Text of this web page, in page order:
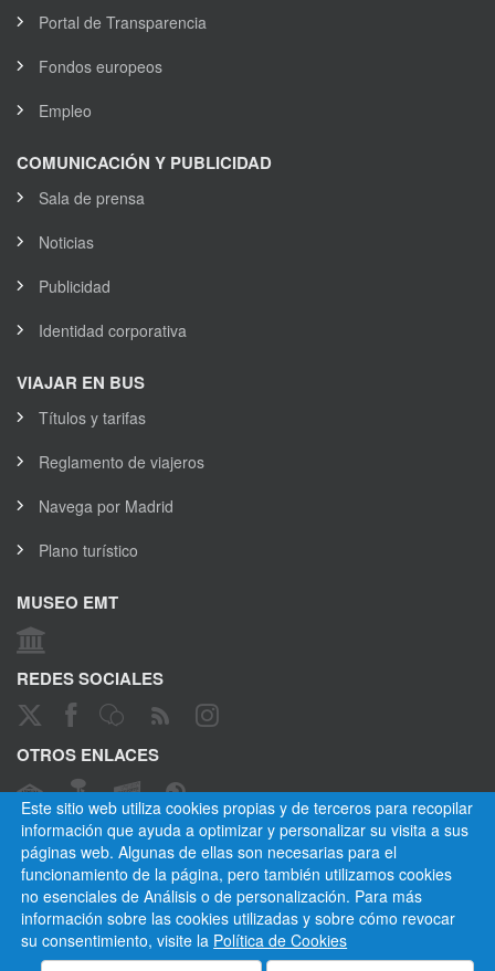
Este sitio web utiliza cookies propias y de terceros para recopilar
información que ayuda a optimizar y personalizar su visita a sus
páginas web. Algunas de ellas son necesarias para el
funcionamiento de la página, pero también utilizamos cookies
no esenciales de Análisis o de personalización. Para más
información sobre las cookies utilizadas y sobre cómo revocar
su consentimiento, visite la Política de Cookies
Portal de Transparencia
Fondos europeos
Empleo
COMUNICACIÓN Y PUBLICIDAD
Sala de prensa
Noticias
Publicidad
Identidad corporativa
VIAJAR EN BUS
Títulos y tarifas
Reglamento de viajeros
Navega por Madrid
Plano turístico
MUSEO EMT
REDES SOCIALES
OTROS ENLACES
CANAL ÉTICO
Empresa Municipal de Transportes de Madrid, S. A.